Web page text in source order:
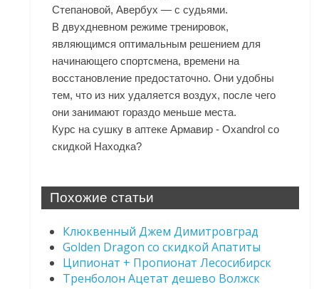
Степановой, Авербух — с судьями.
В двухдневном режиме тренировок,
являющимся оптимальным решением для
начинающего спортсмена, времени на
восстановление предостаточно. Они удобны
тем, что из них удаляется воздух, после чего
они занимают гораздо меньше места.
Курс на сушку в аптеке Армавир - Oxandrol со
скидкой Находка?
Похожие статьи
Клюквенный Джем Димитровград
Golden Dragon со скидкой Апатиты
Ципионат + Пропионат Лесосибирск
Тренболон Ацетат дешево Волжск